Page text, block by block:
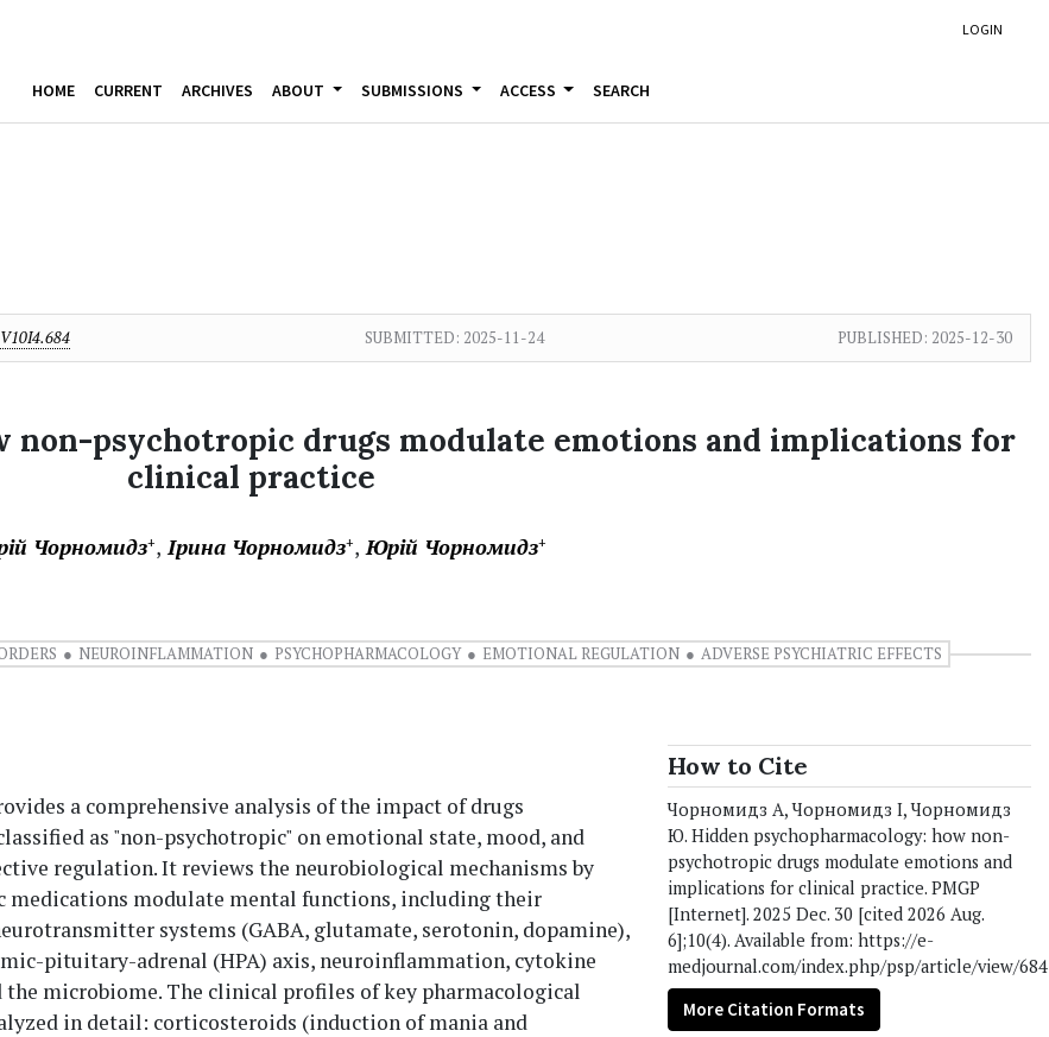
LOGIN
HOME CURRENT ARCHIVES ABOUT SUBMISSIONS ACCESS SEARCH
SUBMITTED: 2025-11-24 PUBLISHED: 2025-12-30
non-psychotropic drugs modulate emotions and implications for
clinical practice
Чорномидз+ Ірина Чорномидз+ Юрій Чорномидз+
NEUROINFLAMMATION PSYCHOPHARMACOLOGY EMOTIONAL REGULATION ADVERSE PSYCHIATRIC EFFECTS
a comprehensive analysis of the impact of drugs
as "non-psychotropic" on emotional state, mood, and
regulation. It reviews the neurobiological mechanisms by
medications modulate mental functions, including their
systems (GABA, glutamate, serotonin, dopamine),
pituitary-adrenal (HPA) axis, neuroinflammation, cytokine
the microbiome. The clinical profiles of key pharmacological
in detail: corticosteroids (induction of mania and
How to Cite
Чорномидз А, Чорномидз І, Чорномидз
Ю. Hidden psychopharmacology: how non-
psychotropic drugs modulate emotions and
implications for clinical practice. PMGP
[Internet]. 2025 Dec. 30 [cited 2026 Aug.
6];10(4). Available from: https://e-
medjournal.com/index.php/psp/article/view/684
More Citation Formats